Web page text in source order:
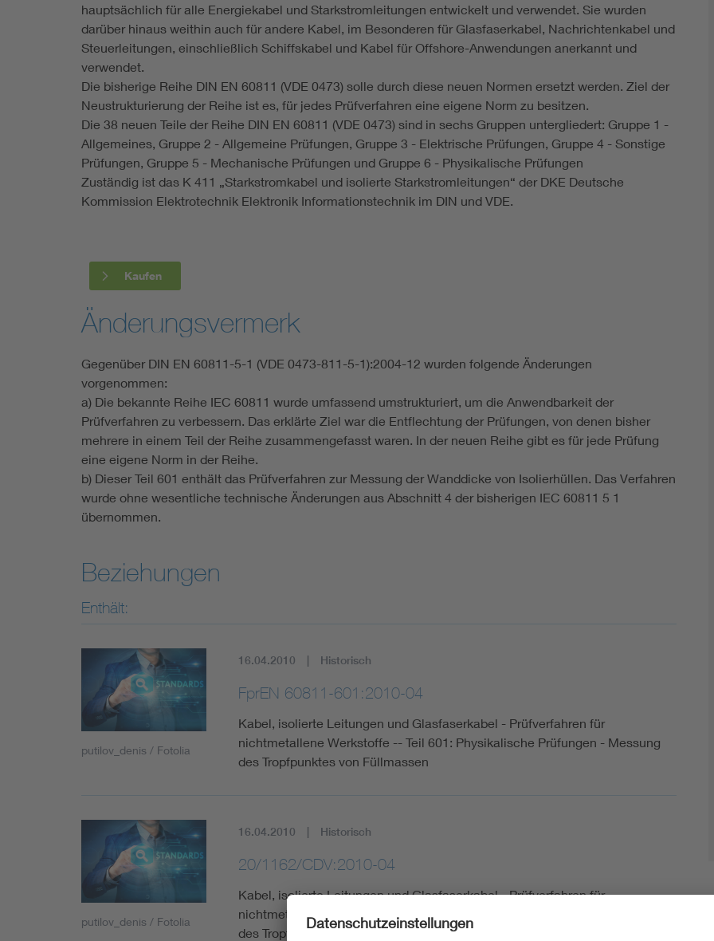
hauptsächlich für alle Energiekabel und Starkstromleitungen entwickelt und verwendet. Sie wurden
darüber hinaus weithin auch für andere Kabel, im Besonderen für Glasfaserkabel, Nachrichtenkabel und
Steuerleitungen, einschließlich Schiffskabel und Kabel für Offshore-Anwendungen anerkannt und
verwendet.
Die bisherige Reihe DIN EN 60811 (VDE 0473) solle durch diese neuen Normen ersetzt werden. Ziel der
Neustrukturierung der Reihe ist es, für jedes Prüfverfahren eine eigene Norm zu besitzen.
Die 38 neuen Teile der Reihe DIN EN 60811 (VDE 0473) sind in sechs Gruppen untergliedert: Gruppe 1 -
Allgemeines, Gruppe 2 - Allgemeine Prüfungen, Gruppe 3 - Elektrische Prüfungen, Gruppe 4 - Sonstige
Prüfungen, Gruppe 5 - Mechanische Prüfungen und Gruppe 6 - Physikalische Prüfungen
Zuständig ist das K 411 „Starkstromkabel und isolierte Starkstromleitungen“ der DKE Deutsche
Kommission Elektrotechnik Elektronik Informationstechnik im DIN und VDE.
Kaufen
Änderungsvermerk
Gegenüber DIN EN 60811-5-1 (VDE 0473-811-5-1):2004-12 wurden folgende Änderungen
vorgenommen:
a) Die bekannte Reihe IEC 60811 wurde umfassend umstrukturiert, um die Anwendbarkeit der
Prüfverfahren zu verbessern. Das erklärte Ziel war die Entflechtung der Prüfungen, von denen bisher
mehrere in einem Teil der Reihe zusammengefasst waren. In der neuen Reihe gibt es für jede Prüfung
eine eigene Norm in der Reihe.
b) Dieser Teil 601 enthält das Prüfverfahren zur Messung der Wanddicke von Isolierhüllen. Das Verfahren
wurde ohne wesentliche technische Änderungen aus Abschnitt 4 der bisherigen IEC 60811 5 1
übernommen.
Beziehungen
Enthält:
putilov_denis / Fotolia
16.04.2010 Historisch
FprEN 60811-601:2010-04
Kabel, isolierte Leitungen und Glasfaserkabel - Prüfverfahren für
nichtmetallene Werkstoffe -- Teil 601: Physikalische Prüfungen - Messung
des Tropfpunktes von Füllmassen
putilov_denis / Fotolia
16.04.2010 Historisch
20/1162/CDV:2010-04
Kabel, isolierte Leitungen und Glasfaserkabel - Prüfverfahren für
nichtmetallene Werkstoffe - Teil 601: Physikalische Prüfungen - Messung
des Tropfpunktes von Füllmassen